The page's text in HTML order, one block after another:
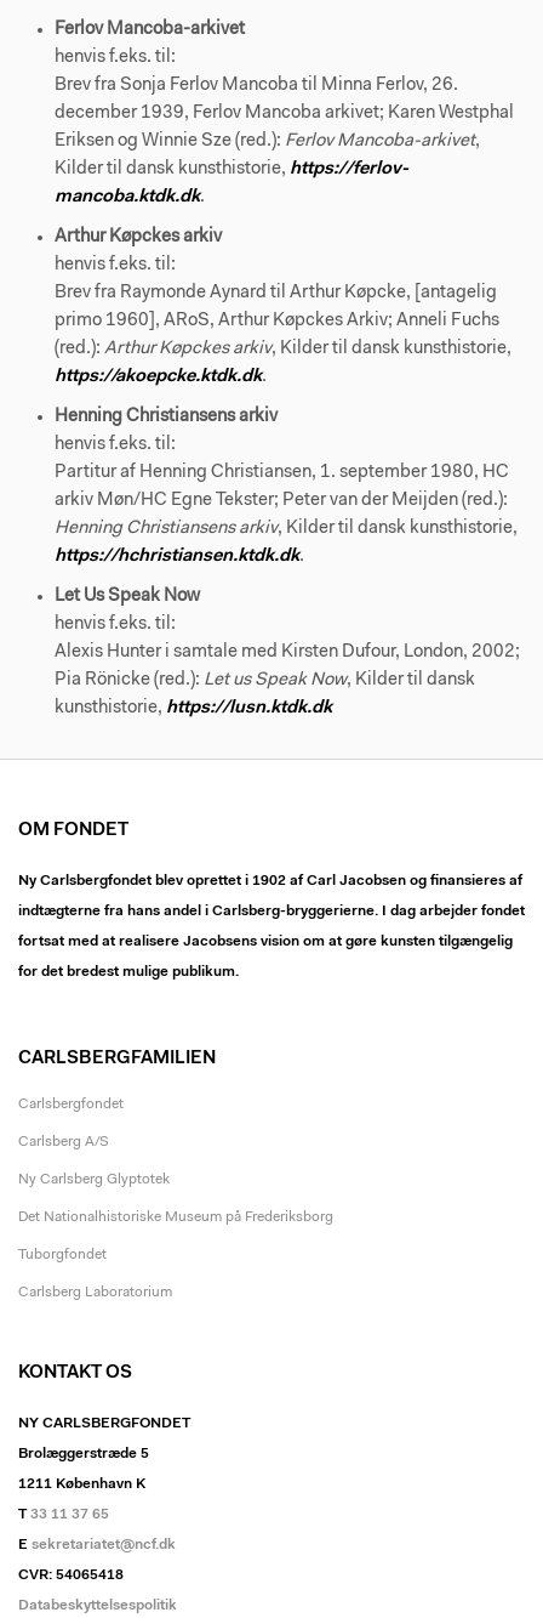
Ferlov Mancoba-arkivet
henvis f.eks. til:
Brev fra Sonja Ferlov Mancoba til Minna Ferlov, 26.
december 1939, Ferlov Mancoba arkivet; Karen Westphal
Eriksen og Winnie Sze (red.): Ferlov Mancoba-arkivet,
Kilder til dansk kunsthistorie, https://ferlov-
mancoba.ktdk.dk.
Arthur Køpckes arkiv
henvis f.eks. til:
Brev fra Raymonde Aynard til Arthur Køpcke, [antagelig
primo 1960], ARoS, Arthur Køpckes Arkiv; Anneli Fuchs
(red.): Arthur Køpckes arkiv, Kilder til dansk kunsthistorie,
https://akoepcke.ktdk.dk.
Henning Christiansens arkiv
henvis f.eks. til:
Partitur af Henning Christiansen, 1. september 1980, HC
arkiv Møn/HC Egne Tekster; Peter van der Meijden (red.):
Henning Christiansens arkiv, Kilder til dansk kunsthistorie,
https://hchristiansen.ktdk.dk.
Let Us Speak Now
henvis f.eks. til:
Alexis Hunter i samtale med Kirsten Dufour, London, 2002;
Pia Rönicke (red.): Let us Speak Now, Kilder til dansk
kunsthistorie, https://lusn.ktdk.dk
OM FONDET
Ny Carlsbergfondet blev oprettet i 1902 af Carl Jacobsen og finansieres af
indtægterne fra hans andel i Carlsberg-bryggerierne. I dag arbejder fondet
fortsat med at realisere Jacobsens vision om at gøre kunsten tilgængelig
for det bredest mulige publikum.
CARLSBERGFAMILIEN
Carlsbergfondet
Carlsberg A/S
Ny Carlsberg Glyptotek
Det Nationalhistoriske Museum på Frederiksborg
Tuborgfondet
Carlsberg Laboratorium
KONTAKT OS
NY CARLSBERGFONDET
Brolæggerstræde 5
1211 København K
T33 11 37 65
E sekretariatet@ncf.dk
CVR: 54065418
Databeskyttelsespolitik